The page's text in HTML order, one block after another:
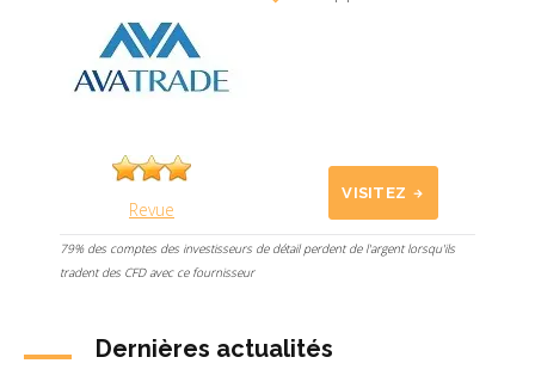
Revue
VISITEZ
79% des comptes des investisseurs de détail perdent de l'argent lorsqu'ils
tradent des CFD avec ce fournisseur
Dernières actualités